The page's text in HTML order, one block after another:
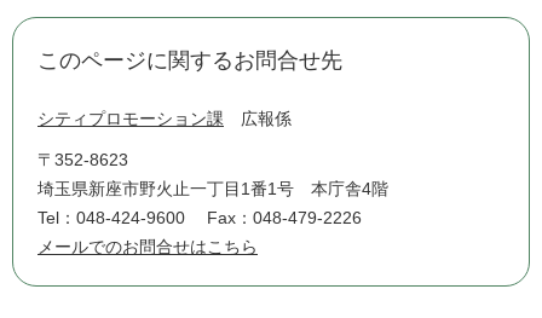
このページに関するお問合せ先
シティプロモーション課 広報係
〒352-8623
埼玉県新座市野火止一丁目1番1号 本庁舎4階
Tel：048-424-9600
Fax：048-479-2226
メールでのお問合せはこちら